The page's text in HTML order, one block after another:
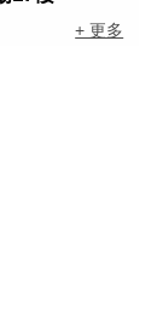
+ 更多